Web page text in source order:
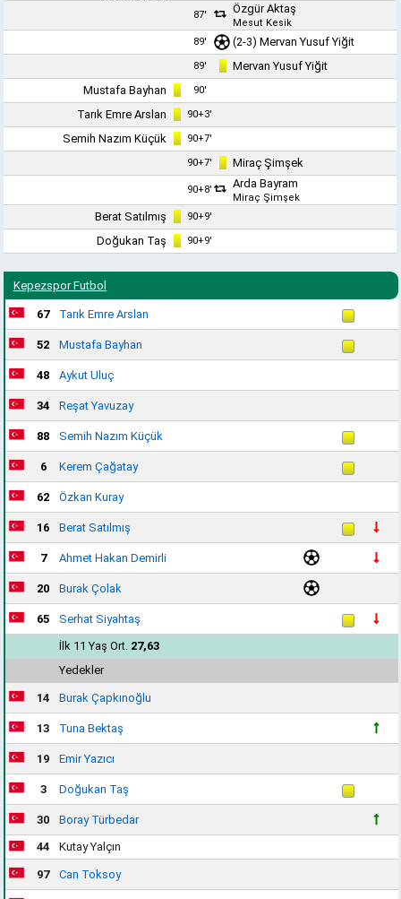
87' Özgür Aktaş
Mesut Kesik
89'
(2-3)Mervan Yusuf Yiğit
89'
Mervan Yusuf Yiğit
Mustafa Bayhan
90'
Tarık Emre Arslan 90+3'
Semih Nazım Küçük 90+7'
90+7' Miraç Şimşek
90+8' Arda Bayram
Miraç Şimşek
Berat Satılmış 90+9'
Doğukan Taş 90+9'
Kepezspor Futbol
67 Tarık Emre Arslan
52 Mustafa Bayhan
48 Aykut Uluç
34 Reşat Yavuzay
88 Semih Nazım Küçük
6 Kerem Çağatay
62 Özkan Kuray
16 Berat Satılmış
7 Ahmet Hakan Demirli
20 Burak Çolak
65
Serhat Siyahtaş
İlk 11 Yaş Ort. 27,63
Yedekler
14 Burak Çapkınoğlu
13 Tuna Bektaş
19 Emir Yazıcı
3 Doğukan Taş
30
Boray Türbedar
44
Kutay Yalçın
97 Can Toksoy